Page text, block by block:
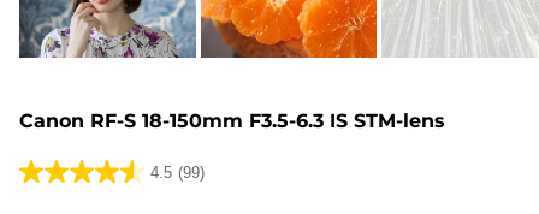
Canon RF-S 18-150mm F3.5-6.3 IS STM-lens
4.5 (99)
4.5